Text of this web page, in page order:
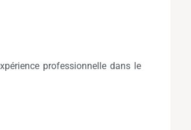
professionnelle dans le